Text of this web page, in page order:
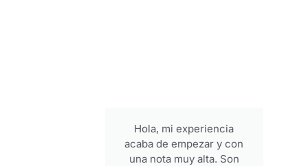
Hola, mi experiencia
acaba de empezar y con
una nota muy alta. Son